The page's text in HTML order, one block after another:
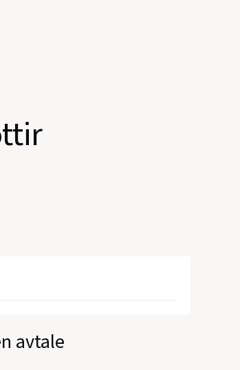
avtale